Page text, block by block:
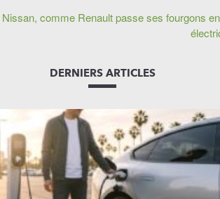
Nissan, comme Renault passe ses fourgons
DERNIERS ARTICLES